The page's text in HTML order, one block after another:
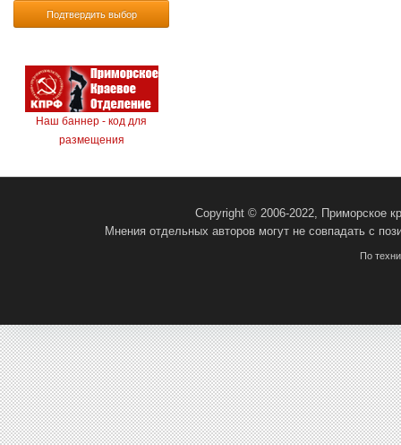
Подтвердить выбор
Наш баннер - код для
размещения
Copyright © 2006-2022, Приморское
Мнения отдельных авторов могут не совпадать с
По